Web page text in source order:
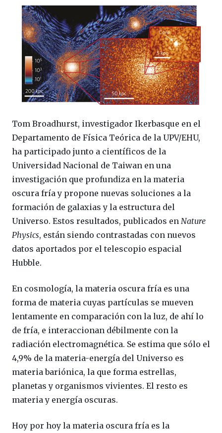
Tom Broadhurst, investigador Ikerbasque en el
Departamento de Física Teórica de la UPV/EHU,
ha participado junto a científicos de la
Universidad Nacional de Taiwan en una
investigación que profundiza en la materia
oscura fría y propone nuevas soluciones a la
formación de galaxias y la estructura del
Universo. Estos resultados, publicados en Nature
Physics, están siendo contrastadas con nuevos
datos aportados por el telescopio espacial
Hubble.
En cosmología, la materia oscura fría es una
forma de materia cuyas partículas se mueven
lentamente en comparación con la luz, de ahí lo
de fría, e interaccionan débilmente con la
radiación electromagnética. Se estima que sólo el
4,9% de la materia-energía del Universo es
materia bariónica, la que forma estrellas,
planetas y organismos vivientes. El resto es
materia y energía oscuras.
Hoy por hoy la materia oscura fría es la